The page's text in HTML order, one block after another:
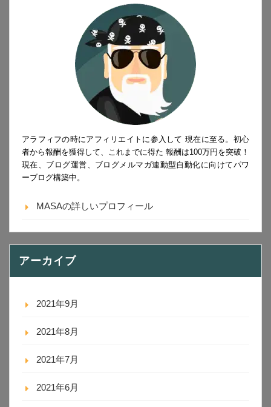
アラフィフの時にアフィリエイトに参入して 現在に至る。初心
者から報酬を獲得して、これまでに得た 報酬は100万円を突破！
現在、ブログ運営、ブログメルマガ連動型自動化に向けてパワ
ーブログ構築中。
MASAの詳しいプロフィール
アーカイブ
2021年9月
2021年8月
2021年7月
2021年6月